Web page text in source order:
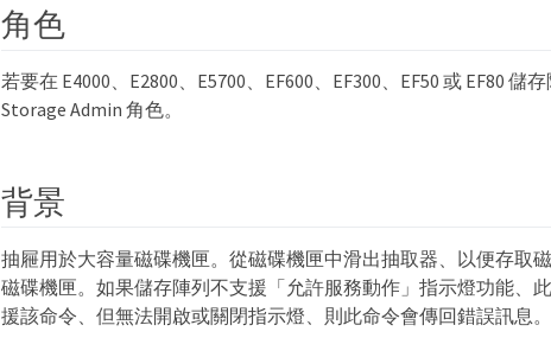
角色
若要在 E4000、E2800、E5700、EF600、EF300、EF50 或 EF80
Storage Admin 角色。
背景
抽屜用於大容量磁碟機匣。從磁碟機匣中滑出抽取器、以便存取
磁碟機匣。如果儲存陣列不支援「允許服務動作」指示燈功能、
援該命令、但無法開啟或關閉指示燈、則此命令會傳回錯誤訊息。